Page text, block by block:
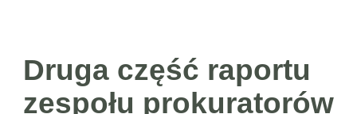
Druga część raportu
zespołu prokuratorów